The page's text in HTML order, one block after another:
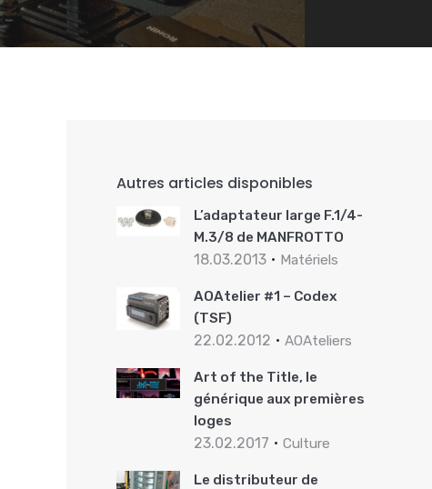
Autres articles disponibles
L’adaptateur large F.1/4-
M.3/8 de MANFROTTO
18.03.2013 Matériels
AOAtelier #1 – Codex
(TSF)
22.02.2012 AOAteliers
Art of the Title, le
générique aux premières
loges
23.02.2017 Culture
Le distributeur de